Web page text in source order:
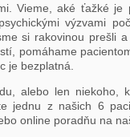
Vieme, aké ťažké je
výzvami
si rakovinou prešli
pomáhame
je bezplatná.
alebo len niekoho,
jednu z našich 6
online poradňu na